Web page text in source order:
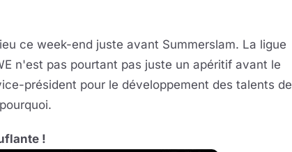
ce week-end juste avant Summerslam. La ligue
n'est pas pourtant pas juste un apéritif avant le
président pour le développement des talents de
!